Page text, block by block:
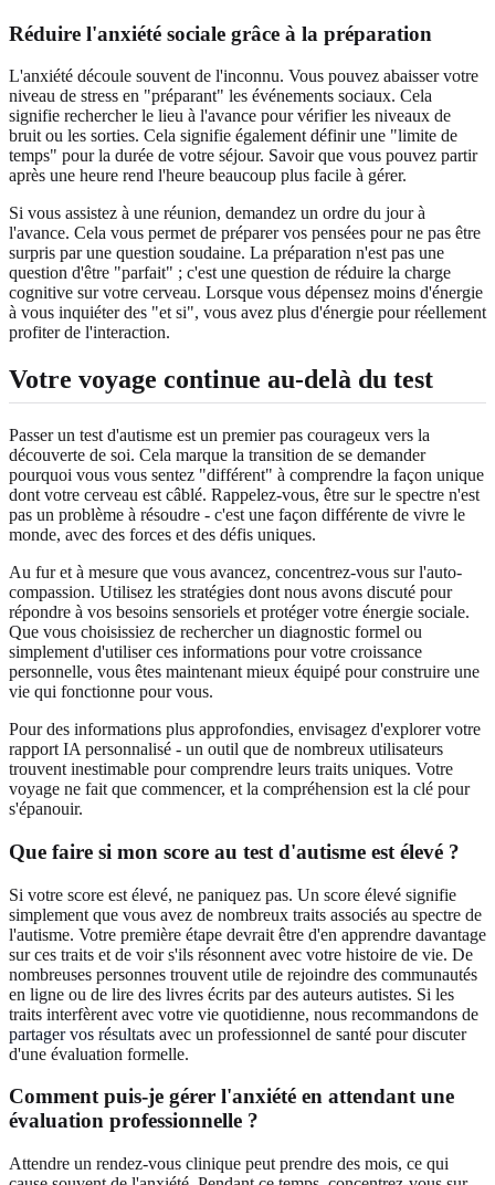
Réduire l'anxiété sociale grâce à la préparation
L'anxiété découle souvent de l'inconnu. Vous pouvez abaisser votre
niveau de stress en "préparant" les événements sociaux. Cela
signifie rechercher le lieu à l'avance pour vérifier les niveaux de
bruit ou les sorties. Cela signifie également définir une "limite de
temps" pour la durée de votre séjour. Savoir que vous pouvez partir
après une heure rend l'heure beaucoup plus facile à gérer.
Si vous assistez à une réunion, demandez un ordre du jour à
l'avance. Cela vous permet de préparer vos pensées pour ne pas être
surpris par une question soudaine. La préparation n'est pas une
question d'être "parfait" ; c'est une question de réduire la charge
cognitive sur votre cerveau. Lorsque vous dépensez moins d'énergie
à vous inquiéter des "et si", vous avez plus d'énergie pour réellement
profiter de l'interaction.
Votre voyage continue au-delà du test
Passer un test d'autisme est un premier pas courageux vers la
découverte de soi. Cela marque la transition de se demander
pourquoi vous vous sentez "différent" à comprendre la façon unique
dont votre cerveau est câblé. Rappelez-vous, être sur le spectre n'est
pas un problème à résoudre - c'est une façon différente de vivre le
monde, avec des forces et des défis uniques.
Au fur et à mesure que vous avancez, concentrez-vous sur l'auto-
compassion. Utilisez les stratégies dont nous avons discuté pour
répondre à vos besoins sensoriels et protéger votre énergie sociale.
Que vous choisissiez de rechercher un diagnostic formel ou
simplement d'utiliser ces informations pour votre croissance
personnelle, vous êtes maintenant mieux équipé pour construire une
vie qui fonctionne pour vous.
Pour des informations plus approfondies, envisagez d'explorer votre
rapport IA personnalisé - un outil que de nombreux utilisateurs
trouvent inestimable pour comprendre leurs traits uniques. Votre
voyage ne fait que commencer, et la compréhension est la clé pour
s'épanouir.
Que faire si mon score au test d'autisme est élevé ?
Si votre score est élevé, ne paniquez pas. Un score élevé signifie
simplement que vous avez de nombreux traits associés au spectre de
l'autisme. Votre première étape devrait être d'en apprendre davantage
sur ces traits et de voir s'ils résonnent avec votre histoire de vie. De
nombreuses personnes trouvent utile de rejoindre des communautés
en ligne ou de lire des livres écrits par des auteurs autistes. Si les
traits interfèrent avec votre vie quotidienne, nous recommandons de
partager vos résultats avec un professionnel de santé pour discuter
d'une évaluation formelle.
Comment puis-je gérer l'anxiété en attendant une
évaluation professionnelle ?
Attendre un rendez-vous clinique peut prendre des mois, ce qui